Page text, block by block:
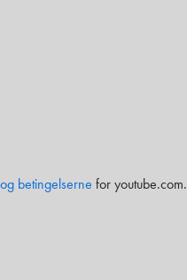
betingelserne for youtube.com.